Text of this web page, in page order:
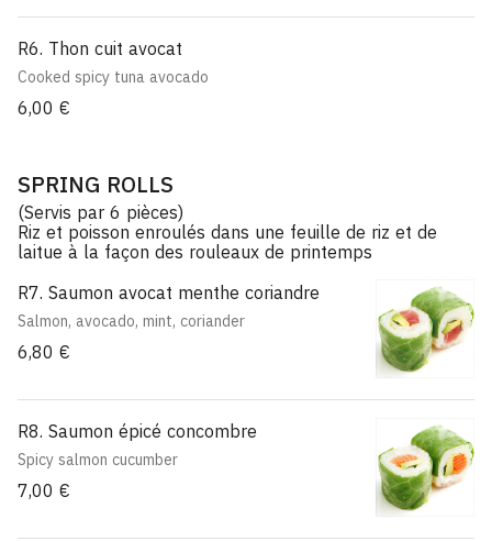
R6. Thon cuit avocat
Cooked spicy tuna avocado
6,00 €
SPRING ROLLS
(Servis par 6 pièces)
Riz et poisson enroulés dans une feuille de riz et de
laitue à la façon des rouleaux de printemps
R7. Saumon avocat menthe coriandre
Salmon, avocado, mint, coriander
6,80 €
R8. Saumon épicé concombre
Spicy salmon cucumber
7,00 €